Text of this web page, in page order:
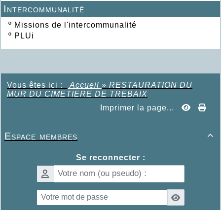
Intercommunalité
º Missions de l'intercommunalité
º PLUi
Vous êtes ici : Accueil » RESTAURATION DU
MUR DU CIMETIERE DE TREBAIX
Imprimer la page...

Espace membres
Se reconnecter :